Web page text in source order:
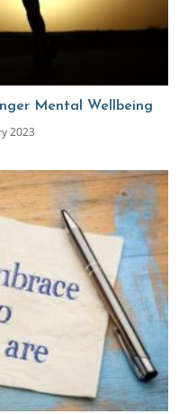
Mental Wellbeing
2023